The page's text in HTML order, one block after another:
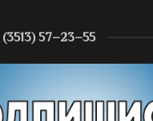
(3513) 57–23–55